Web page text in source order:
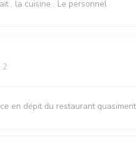
, la cuisine . Le personnel
2
en dépit du restaurant